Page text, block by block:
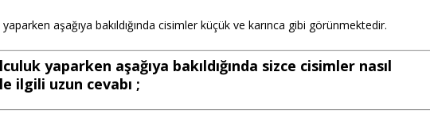
aşağıya bakıldığında cisimler küçük ve karınca gibi görünmektedir.
yaparken aşağıya bakıldığında sizce cisimler nasıl
ilgili uzun cevabı ;